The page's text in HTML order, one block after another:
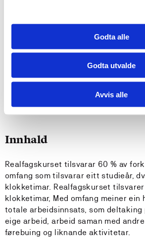
Godta alle
Godta utvalde
Avvis alle
Kandidaten kan planlegge og
Kandidaten kan gjennomføre
utarbeide rapportar i samsvar
struktur.
Kandidaten kan reflektere over
kvalifikasjonar som grunnlag for
Innhald
Realfagskurset tilsvarar 60 % av
omfang som tilsvarar eitt studieår,
klokketimar. Realfagskurset
klokketimar, Med omfang meiner ein
totale arbeidsinnsats, som deltaking
eige arbeid, arbeid saman med
førebuing og liknande aktivitetar.